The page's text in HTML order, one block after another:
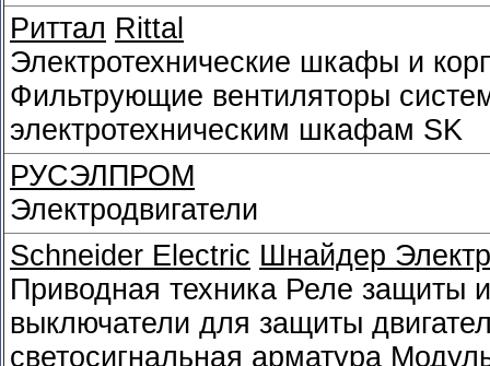
Риттал Rittal
Электротехнические шкафы и
Фильтрующие вентиляторы
электротехническим шкафам SK
РУСЭЛПРОМ
Электродвигатели
Schneider Electriс Шнайдер
Приводная техника Реле защиты
выключатели для защиты
светосигнальная арматура